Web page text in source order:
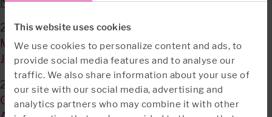
This website uses cookies
We use cookies to personalize content and ads, to
provide social media features and to analyse our
traffic. We also share information about your use of
our site with our social media, advertising and
analytics partners who may combine it with other
2026
Marts
Januar
2025
Oktober